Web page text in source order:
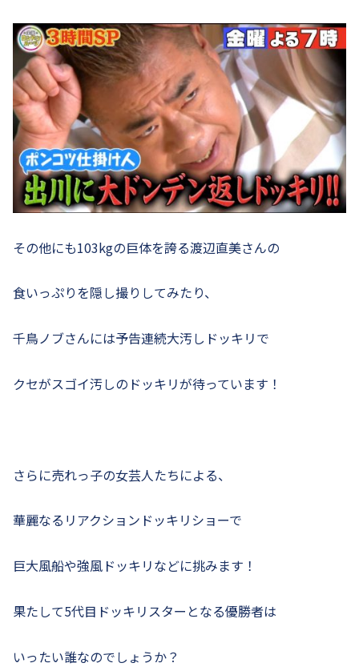
その他にも103kgの巨体を誇る渡辺直美さんの
食いっぷりを隠し撮りしてみたり、
千鳥ノブさんには予告連続大汚しドッキリで
クセがスゴイ汚しのドッキリが待っています！
さらに売れっ子の女芸人たちによる、
華麗なるリアクションドッキリショーで
巨大風船や強風ドッキリなどに挑みます！
果たして5代目ドッキリスターとなる優勝者は
いったい誰なのでしょうか？